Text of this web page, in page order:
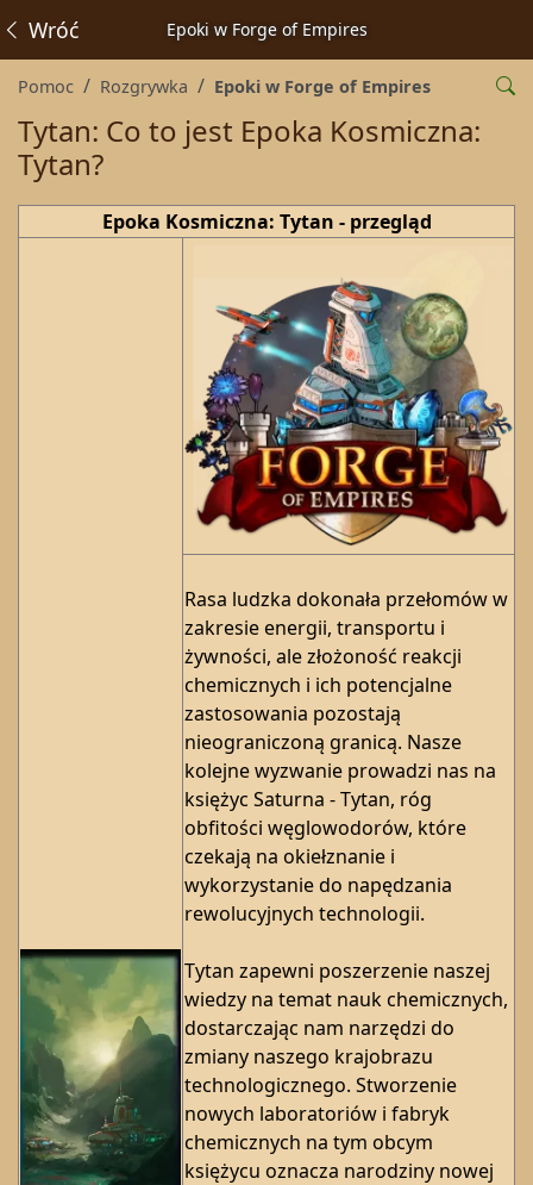
Epoki w Forge of Empires
Wróć
Pomoc Rozgrywka Epoki w Forge of Empires
Tytan: Co to jest Epoka Kosmiczna:
Tytan?
Epoka Kosmiczna: Tytan - przegląd
Rasa ludzka dokonała przełomów w
zakresie energii, transportu i
żywności, ale złożoność reakcji
chemicznych i ich potencjalne
zastosowania pozostają
nieograniczoną granicą. Nasze
kolejne wyzwanie prowadzi nas na
księżyc Saturna - Tytan, róg
obfitości węglowodorów, które
czekają na okiełznanie i
wykorzystanie do napędzania
rewolucyjnych technologii.
Tytan zapewni poszerzenie naszej
wiedzy na temat nauk chemicznych,
dostarczając nam narzędzi do
zmiany naszego krajobrazu
technologicznego. Stworzenie
nowych laboratoriów i fabryk
chemicznych na tym obcym
księżycu oznacza narodziny nowej